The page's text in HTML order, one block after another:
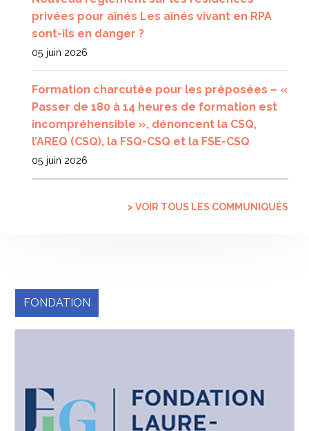
privées pour aînés Les aînés vivant en RPA
sont-ils en danger ?
05 juin 2026
Formation charcutée pour les préposées – «
Passer de 180 à 14 heures de formation est
incompréhensible », dénoncent la CSQ,
l’AREQ (CSQ), la FSQ-CSQ et la FSE-CSQ
05 juin 2026
> VOIR TOUS LES COMMUNIQUÉS
FONDATION